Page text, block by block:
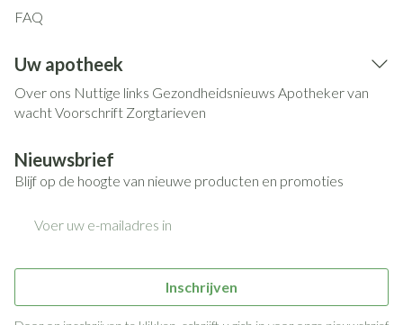
FAQ
Uw apotheek
Over ons Nuttige links Gezondheidsnieuws Apotheker van
wachtVoorschrift Zorgtarieven
Nieuwsbrief
Blijf op de hoogte van nieuwe producten en promoties
Inschrijven